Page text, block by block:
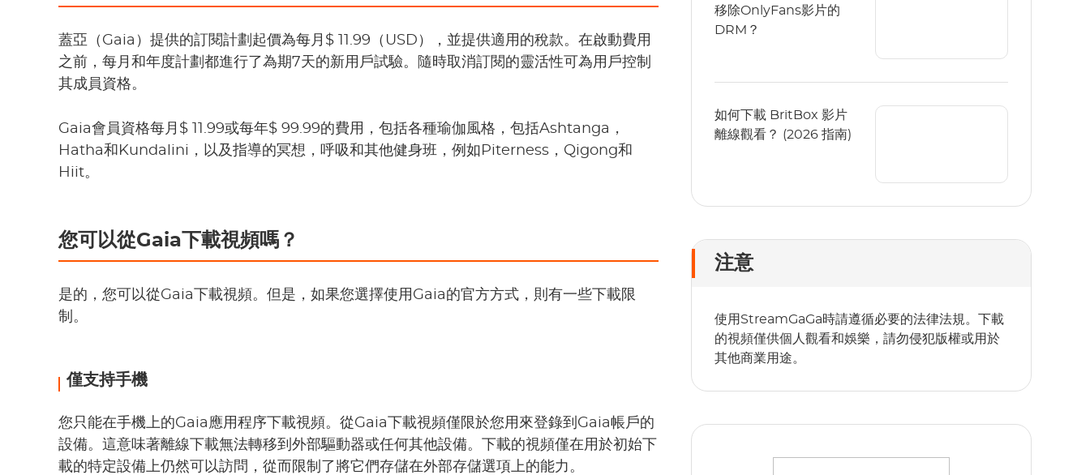
蓋亞（Gaia）提供的訂閱計劃起價為每月$ 11.99（USD），並提供適用的稅款。在啟動費用
之前，每月和年度計劃都進行了為期7天的新用戶試驗。隨時取消訂閱的靈活性可為用戶控制
其成員資格。
Gaia會員資格每月$ 11.99或每年$ 99.99的費用，包括各種瑜伽風格，包括Ashtanga，
Hatha和Kundalini，以及指導的冥想，呼吸和其他健身班，例如Piterness，Qigong和
Hiit。
您可以從Gaia下載視頻嗎？
是的，您可以從Gaia下載視頻。但是，如果您選擇使用Gaia的官方方式，則有一些下載限
制。
僅支持手機
您只能在手機上的Gaia應用程序下載視頻。從Gaia下載視頻僅限於您用來登錄到Gaia帳戶的
設備。這意味著離線下載無法轉移到外部驅動器或任何其他設備。下載的視頻僅在用於初始下
載的特定設備上仍然可以訪問，從而限制了將它們存儲在外部存儲選項上的能力。
移除OnlyFans影片的
DRM？
如何下載 BritBox 影片
離線觀看？ (2026 指南)
注意
使用StreamGaGa時請遵循必要的法律法規。下載
的視頻僅供個人觀看和娛樂，請勿侵犯版權或用於
其他商業用途。